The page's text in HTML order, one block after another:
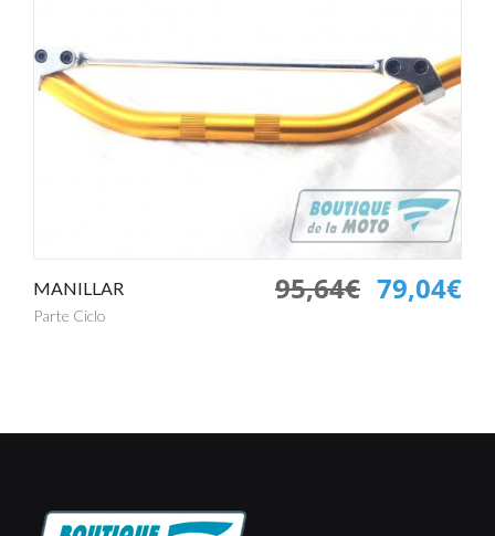
MANILLAR
Parte Ciclo
79,04€
95,64€